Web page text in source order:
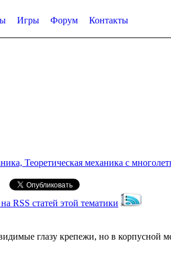
Игры Форум Контакты
Теоретическая механика с
RSS статей этой тематики
глазу крепежи, но в